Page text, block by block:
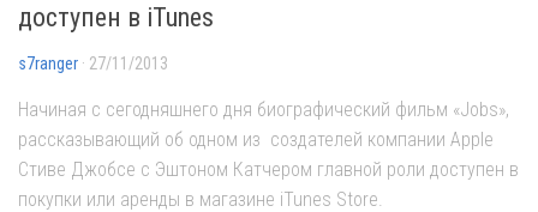
доступен в iTunes
s7ranger · 27/11/2013
Начиная с сегодняшнего дня биографический фильм «Jobs»,
рассказывающий об одном из создателей компании Apple
Стиве Джобсе с Эштоном Катчером главной роли доступен в
покупки или аренды в магазине iTunes Store.